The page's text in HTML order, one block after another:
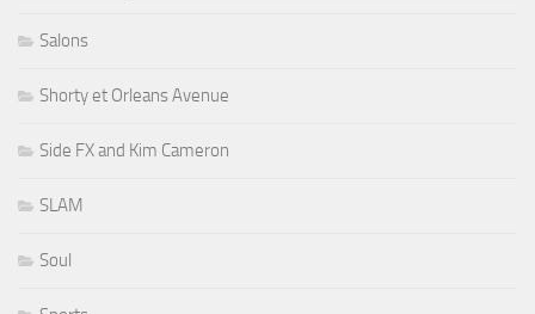
Salons
Shorty et Orleans Avenue
Side FX and Kim Cameron
SLAM
Soul